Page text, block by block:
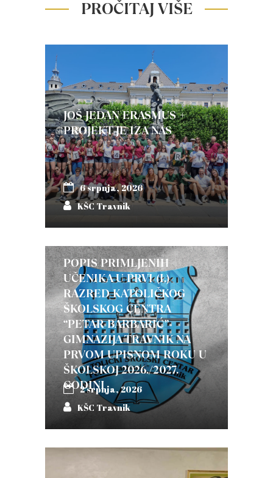
PROČITAJ VIŠE
JOŠ JEDAN ERASMUS +
PROJEKT JE IZA NAS
6 srpnja, 2026
KŠC Travnik
POPIS PRIMLJENIH
UČENIKA U PRVI (I.)
RAZRED KATOLIČKOG
ŠKOLSKOG CENTRA
“PETAR BARBARIĆ”-
GIMNAZIJA TRAVNIK NA
PRVOM UPISNOM ROKU U
ŠKOLSKOJ 2026./2027.
GODINI
2 srpnja, 2026
KŠC Travnik